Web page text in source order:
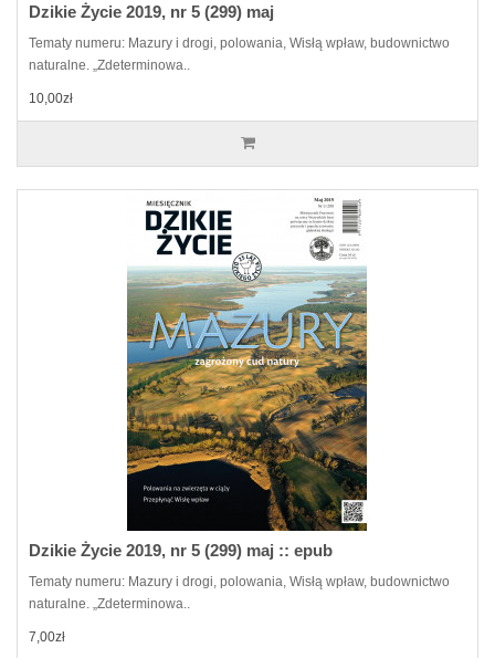
Dzikie Życie 2019, nr 5 (299) maj
Tematy numeru: Mazury i drogi, polowania, Wisłą wpław, budownictwo
naturalne. „Zdeterminowa..
10,00zł
Dzikie Życie 2019, nr 5 (299) maj :: epub
Tematy numeru: Mazury i drogi, polowania, Wisłą wpław, budownictwo
naturalne. „Zdeterminowa..
7,00zł